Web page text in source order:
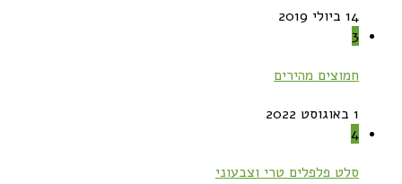
14 ביולי 2019
3
חמוצים מהירים
1 באוגוסט 2022
4
סלט פלפלים טרי וצבעוני